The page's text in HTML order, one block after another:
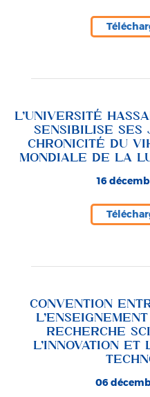
L’UNIVERSITÉ
SENSIBILISE SES
CHRONICITÉ DU
MONDIALE DE LA
16
CONVENTION
RECHERCHE
L’INNOVATION ET
06